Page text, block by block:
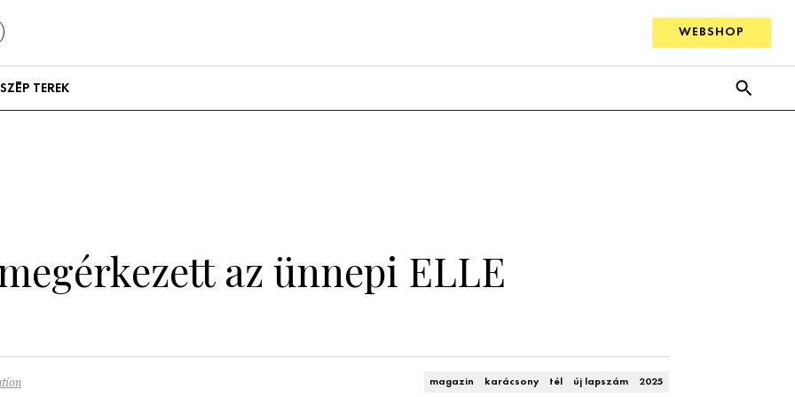
WEBSHOP
SZÉP TEREK
az ünnepi ELLE
magazin karácsony tél új lapszám 2025